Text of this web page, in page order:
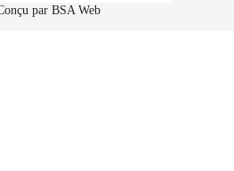
par BSA Web